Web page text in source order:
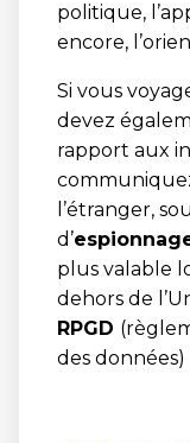
politique,
encore,
Si vous
devez
rapport aux
l’étranger,
d’
plus valable
dehors de
RPGD
des données)